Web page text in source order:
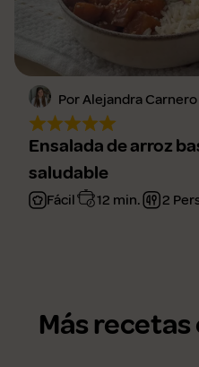
Por Alejandra
Ensalada de arroz
saludable
Fácil 12 min. 2
Más